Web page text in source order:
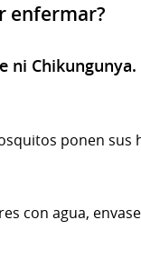
enfermar?
ni Chikungunya.
ponen
con agua,